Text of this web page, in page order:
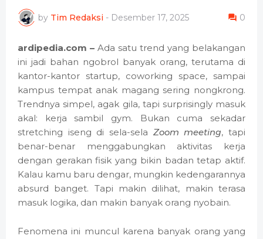
by Tim Redaksi - Desember 17, 2025 0
ardipedia.com – Ada satu trend yang belakangan
ini jadi bahan ngobrol banyak orang, terutama di
kantor-kantor startup, coworking space, sampai
kampus tempat anak magang sering nongkrong.
Trendnya simpel, agak gila, tapi surprisingly masuk
akal: kerja sambil gym. Bukan cuma sekadar
stretching iseng di sela-sela Zoom meeting, tapi
benar-benar menggabungkan aktivitas kerja
dengan gerakan fisik yang bikin badan tetap aktif.
Kalau kamu baru dengar, mungkin kedengarannya
absurd banget. Tapi makin dilihat, makin terasa
masuk logika, dan makin banyak orang nyobain.
Fenomena ini muncul karena banyak orang yang